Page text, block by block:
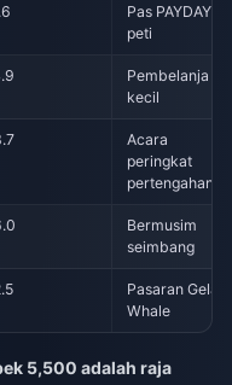
Pas PAYDAY +
peti
Pembelanja
kecil
Acara
peringkat
pertengahan
Bermusim
seimbang
Pasaran Gelap
Whale
5,500 adalah raja